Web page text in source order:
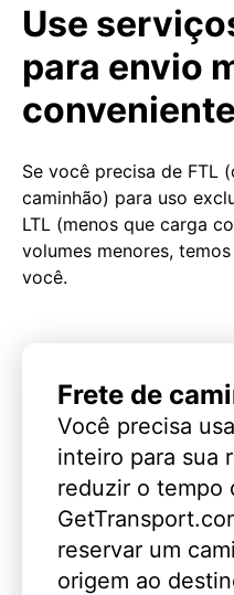
Use
para envio
conveniente
Se você precisa de FTL
caminhão) para uso
LTL (menos que carga
volumes menores,
você.
Frete de
Você precisa
inteiro para sua
reduzir o tempo
reservar um
origem ao